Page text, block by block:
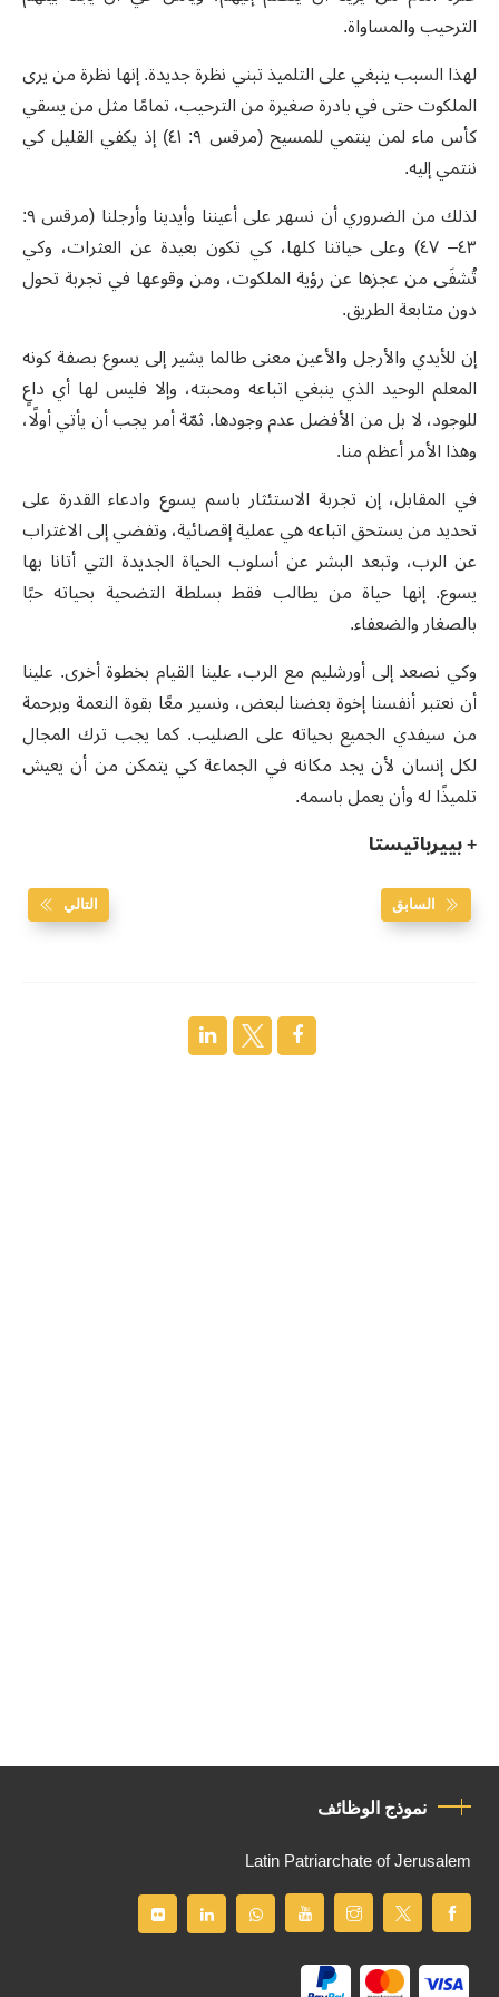
الترحيب والمساواة.
لهذا السبب ينبغي على التلميذ تبني نظرة جديدة. إنها نظرة من يرى
الملكوت حتى في بادرة صغيرة من الترحيب، تمامًا مثل من يسقي
كأس ماء لمن ينتمي للمسيح (مرقس ٩: ٤١) إذ يكفي القليل كي
ننتمي إليه.
لذلك من الضروري أن نسهر على أعيننا وأيدينا وأرجلنا (مرقس ٩:
٤٣– ٤٧) وعلى حياتنا كلها، كي تكون بعيدة عن العثرات، وكي
تُشفَى من عجزها عن رؤية الملكوت، ومن وقوعها في تجربة تحول
دون متابعة الطريق.
إن للأيدي والأرجل والأعين معنى طالما يشير إلى يسوع بصفة كونه
المعلم الوحيد الذي ينبغي اتباعه ومحبته، وإلا فليس لها أي داعٍ
للوجود، لا بل من الأفضل عدم وجودها. ثمّة أمر يجب أن يأتي أولًا،
وهذا الأمر أعظم منا.
في المقابل، إن تجربة الاستئثار باسم يسوع وادعاء القدرة على
تحديد من يستحق اتباعه هي عملية إقصائية، وتفضي إلى الاغتراب
عن الرب، وتبعد البشر عن أسلوب الحياة الجديدة التي أتانا بها
يسوع. إنها حياة من يطالب فقط بسلطة التضحية بحياته حبًا
بالصغار والضعفاء.
وكي نصعد إلى أورشليم مع الرب، علينا القيام بخطوة أخرى. علينا
أن نعتبر أنفسنا إخوة بعضنا لبعض، ونسير معًا بقوة النعمة وبرحمة
من سيفدي الجميع بحياته على الصليب. كما يجب ترك المجال
لكل إنسان لأن يجد مكانه في الجماعة كي يتمكن من أن يعيش
تلميذًا له وأن يعمل باسمه.
+ بييرباتيستا
السابق التالي
نموذج الوظائف
Latin Patriarchate of Jerusalem